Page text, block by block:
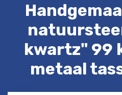
kwartz" 99
metaal